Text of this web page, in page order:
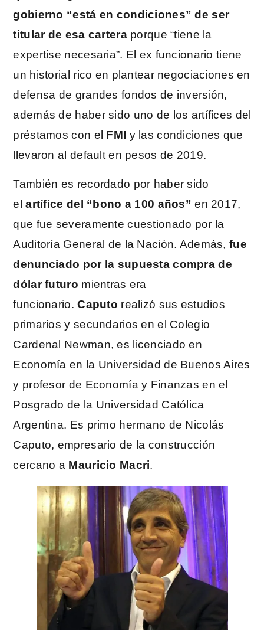
gobierno “está en condiciones” de ser
titular de esa cartera porque “tiene la
expertise necesaria”. El ex funcionario tiene
un historial rico en plantear negociaciones en
defensa de grandes fondos de inversión,
además de haber sido uno de los artífices del
préstamos con el FMI y las condiciones que
llevaron al default en pesos de 2019.
También es recordado por haber sido
elartífice del “bono a 100 años”en 2017,
que fue severamente cuestionado por la
Auditoría General de la Nación. Además, fue
denunciado por la supuesta compra de
dólar futuro mientras era
funcionario.Caputo realizó sus estudios
primarios y secundarios en el Colegio
Cardenal Newman, es licenciado en
Economía en la Universidad de Buenos Aires
y profesor de Economía y Finanzas en el
Posgrado de la Universidad Católica
Argentina. Es primo hermano de Nicolás
Caputo, empresario de la construcción
cercano a Mauricio Macri.